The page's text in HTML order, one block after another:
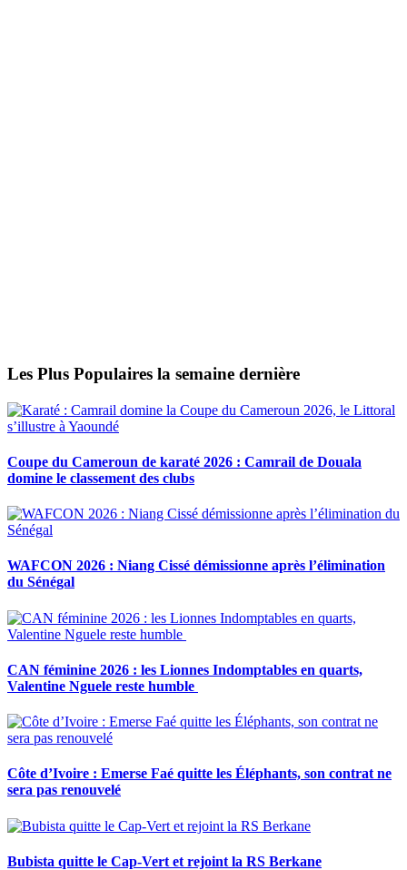
Les Plus Populaires la semaine dernière
Coupe du Cameroun de karaté 2026 : Camrail de Douala
domine le classement des clubs
WAFCON 2026 : Niang Cissé démissionne après l’élimination
du Sénégal
CAN féminine 2026 : les Lionnes Indomptables en quarts,
Valentine Nguele reste humble
Côte d’Ivoire : Emerse Faé quitte les Éléphants, son contrat ne
sera pas renouvelé
Bubista quitte le Cap-Vert et rejoint la RS Berkane